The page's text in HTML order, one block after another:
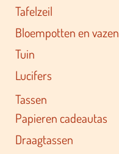
Tafelzeil
Bloempotten en vazen
Tuin
Lucifers
Tassen
Papieren cadeautas
Draagtassen